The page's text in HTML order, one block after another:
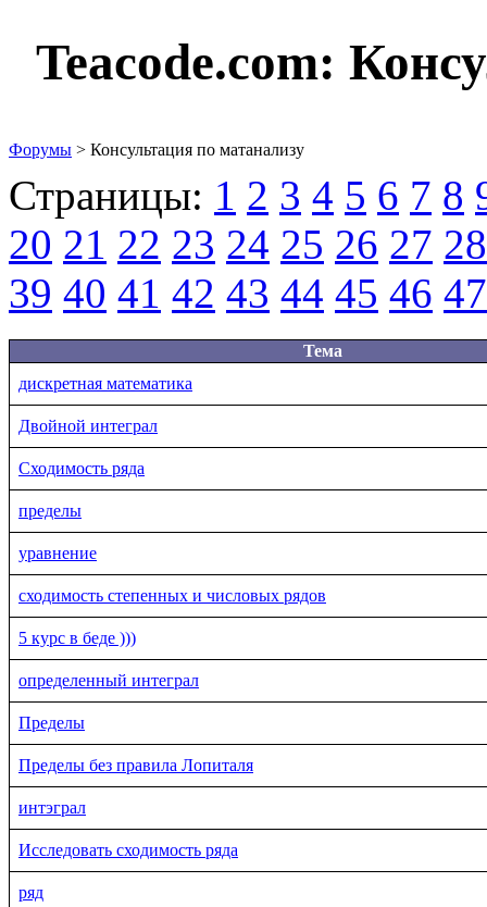
Teacode.com:
Форумы > Консультация по матанализу
Страницы: 1 2 3 4 5 6 7 8
20 21 22 23 24 25 26 27 28
39 40 41 42 43 44 45 46 47
Тема
дискретная математика
Двойной интеграл
Сходимость ряда
пределы
уравнение
сходимость степенных и числовых рядов
5 курс в беде )))
определенный интеграл
Пределы
Пределы без правила Лопиталя
интэграл
Исследовать сходимость ряда
ряд